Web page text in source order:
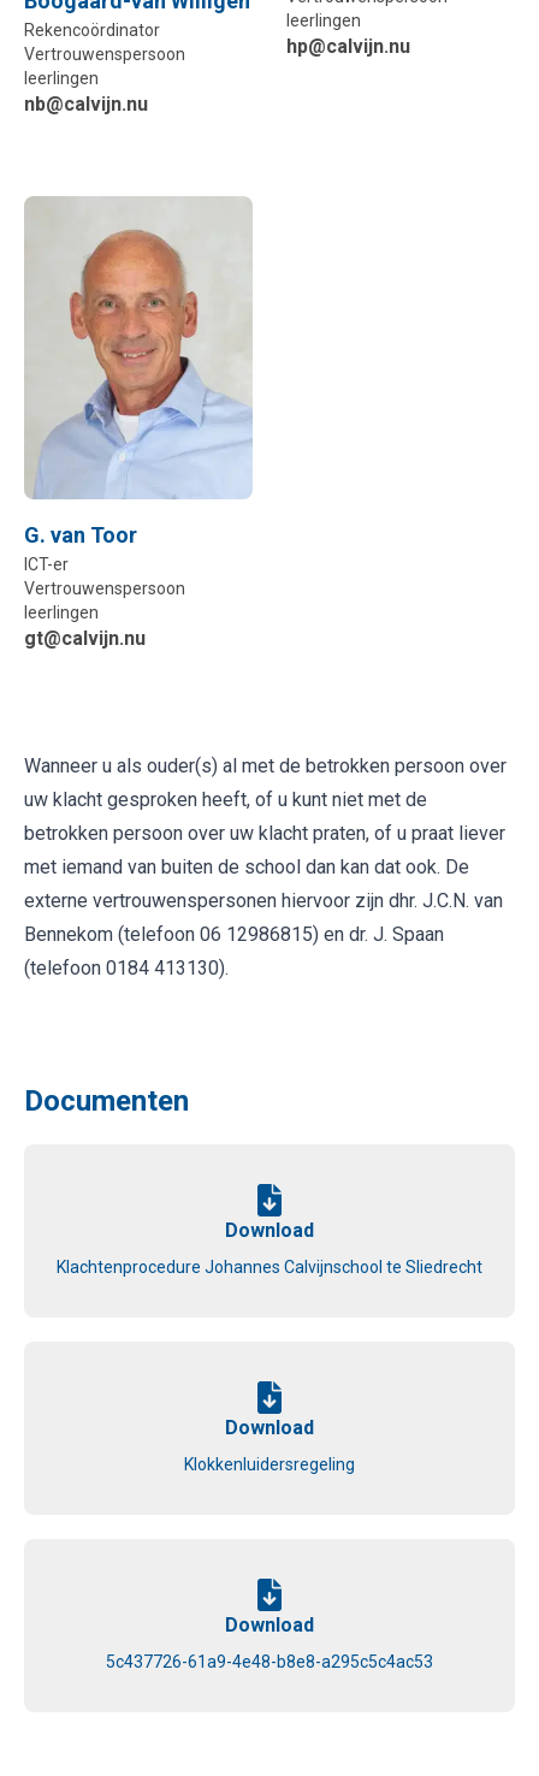
Rekencoördinator
Vertrouwenspersoon
leerlingen
nb@calvijn.nu
leerlingen
hp@calvijn.nu
G. van Toor
ICT-er
Vertrouwenspersoon
leerlingen
gt@calvijn.nu
Wanneer u als ouder(s) al met de betrokken persoon over
uw klacht gesproken heeft, of u kunt niet met de
betrokken persoon over uw klacht praten, of u praat liever
met iemand van buiten de school dan kan dat ook. De
externe vertrouwenspersonen hiervoor zijn dhr. J.C.N. van
Bennekom (telefoon 06 12986815) en dr. J. Spaan
(telefoon 0184 413130).
Documenten
Download
Klachtenprocedure Johannes Calvijnschool te Sliedrecht
Download
Klokkenluidersregeling
Download
5c437726-61a9-4e48-b8e8-a295c5c4ac53